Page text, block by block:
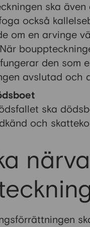
ska
också
om en arvinge
den som
avslutad och
ska
och